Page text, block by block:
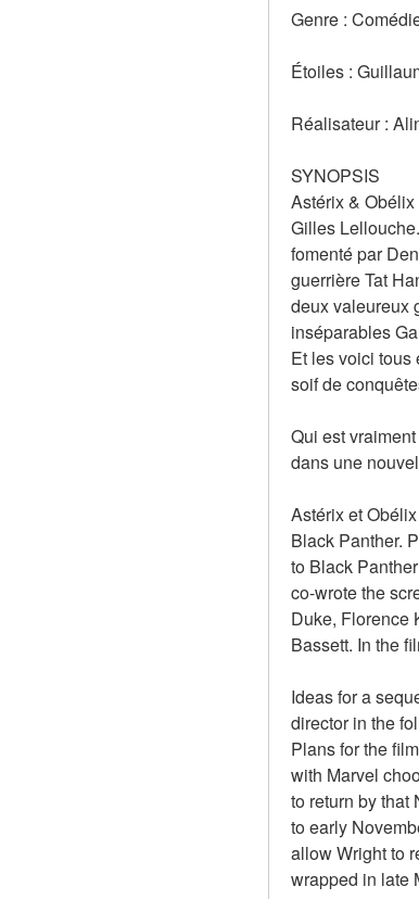
Genre :
Étoiles :
Réalisateur :
SYNOPSIS
Astérix &
Gilles
fomenté par
guerrière Tat
deux valeureux
inséparables
Et les voici tous
soif de
Qui est
dans une
Astérix et
Black Panther.
to Black
co-wrote the
Duke, Florence
Bassett. In the
Ideas for a
director in the
Plans for the
with Marvel
to return by that
to early
allow Wright to
wrapped in late